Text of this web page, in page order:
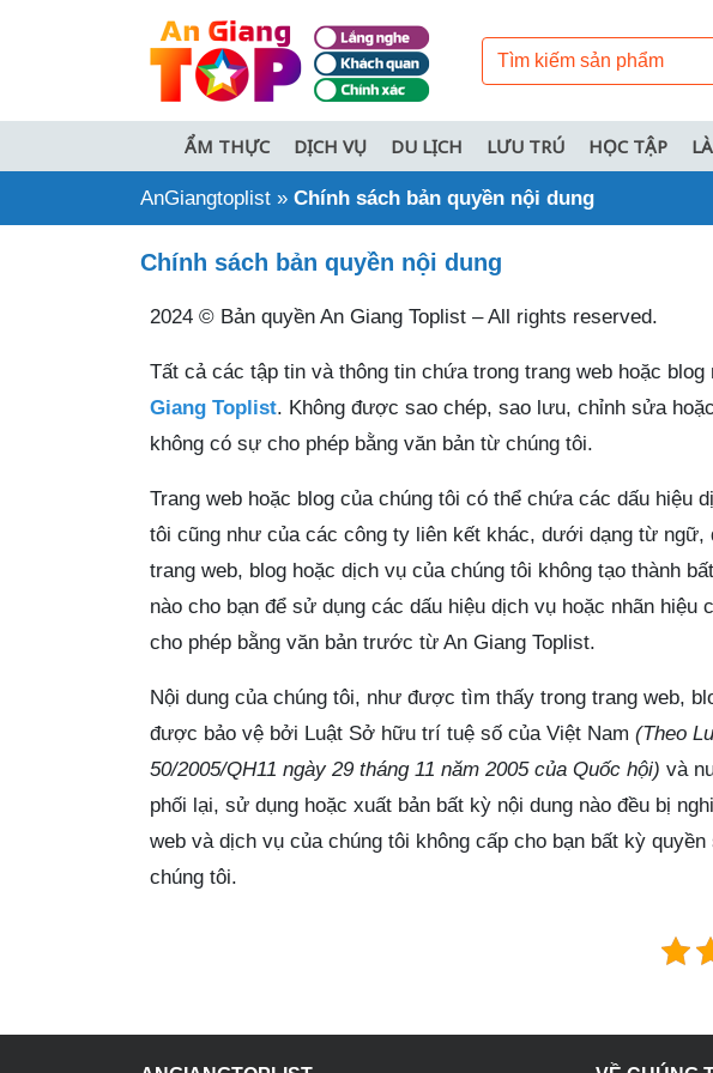
ẨM THỰC DỊCH VỤ DU LỊCH LƯU TRÚ HỌC TẬP
AnGiangtoplist » Chính sách bản quyền nội dung
Chính sách bản quyền nội dung
2024 © Bản quyền An Giang Toplist – All rights reserved.
Tất cả các tập tin và thông tin chứa trong trang web hoặc
Giang Toplist. Không được sao chép, sao lưu, chỉnh sửa
không có sự cho phép bằng văn bản từ chúng tôi.
Trang web hoặc blog của chúng tôi có thể chứa các dấu hiệu
tôi cũng như của các công ty liên kết khác, dưới dạng từ ngữ,
trang web, blog hoặc dịch vụ của chúng tôi không tạo thành
nào cho bạn để sử dụng các dấu hiệu dịch vụ hoặc nhãn hiệu
cho phép bằng văn bản trước từ An Giang Toplist.
Nội dung của chúng tôi, như được tìm thấy trong trang web,
được bảo vệ bởi Luật Sở hữu trí tuệ số của Việt Nam (Theo
50/2005/QH11 ngày 29 tháng 11 năm 2005 của Quốc hội) và
phối lại, sử dụng hoặc xuất bản bất kỳ nội dung nào đều bị
web và dịch vụ của chúng tôi không cấp cho bạn bất kỳ
chúng tôi.